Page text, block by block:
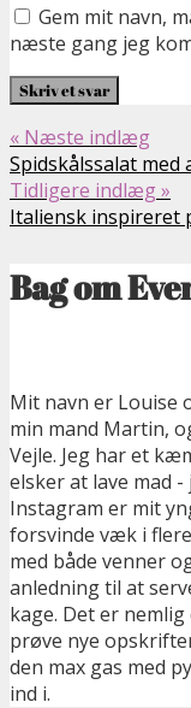
Gem mit navn,
næste gang jeg
« Næste indlæg
Spidskålssalat med
Tidligere indlæg »
Italiensk inspireret
Bag om
Mit navn er Louise
min mand Martin,
Vejle. Jeg har et
elsker at lave mad
Instagram er mit
forsvinde væk i
med både venner
anledning til at
kage. Det er
prøve nye
den max gas med
ind i.